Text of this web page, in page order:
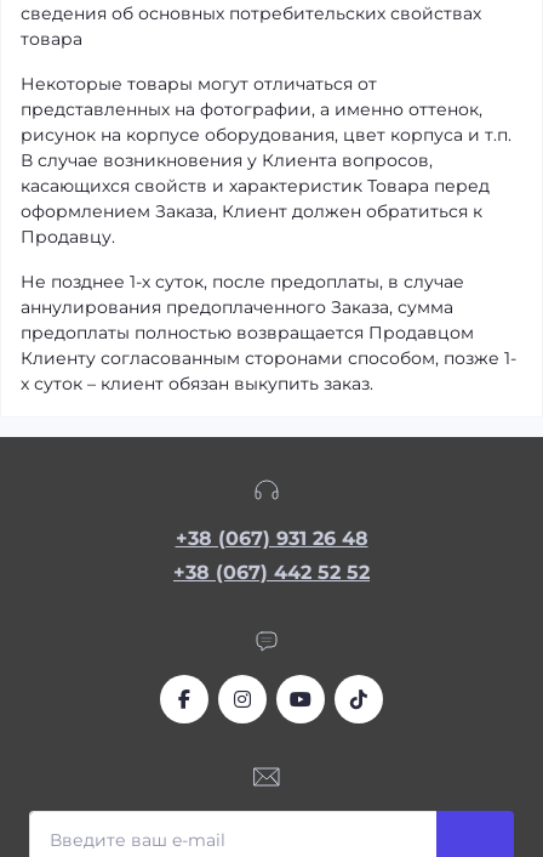
сведения об основных потребительских свойствах
товара
Некоторые товары могут отличаться от
представленных на фотографии, а именно оттенок,
рисунок на корпусе оборудования, цвет корпуса и т.п.
В случае возникновения у Клиента вопросов,
касающихся свойств и характеристик Товара перед
оформлением Заказа, Клиент должен обратиться к
Продавцу.
Не позднее 1-х суток, после предоплаты, в случае
аннулирования предоплаченного Заказа, сумма
предоплаты полностью возвращается Продавцом
Клиенту согласованным сторонами способом, позже 1-
х суток – клиент обязан выкупить заказ.
+38 (067) 931 26 48
+38 (067) 442 52 52